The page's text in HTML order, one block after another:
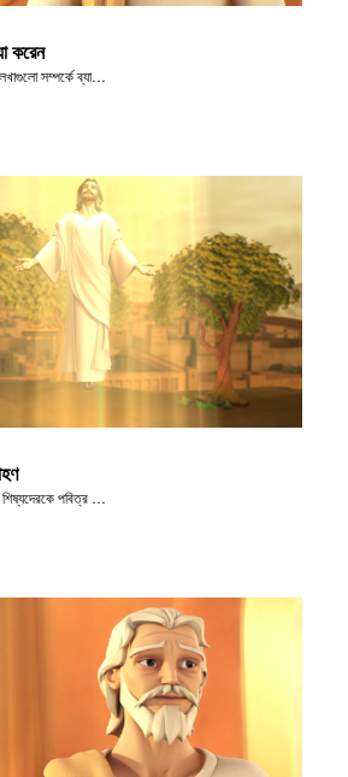
করেন
যোহন প্রকাশিত বাক্যে তার লেখাগুলো সম্পর্কে ব্যাখ্যা করেন।
স্বর্গারোহণের আগে, যীশু তাঁর শিষ্যদেরকে পবিত্র আত্মা সম্পর্কে বলে গিয়েছিলেন।